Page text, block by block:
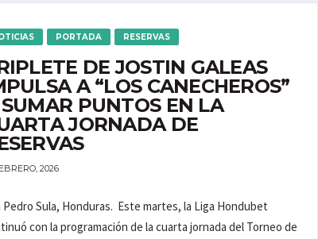
PORTADA RESERVAS
DE JOSTIN GALEAS
A “LOS CANECHEROS”
PUNTOS EN LA
JORNADA DE
2026
Pedro Sula, Honduras. Este martes, la Liga Hondubet
con la programación de la cuarta jornada del Torneo de